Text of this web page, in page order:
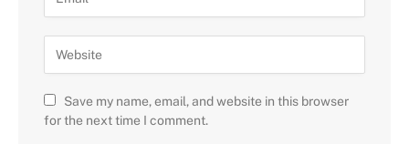
Save my name, email, and website in this browser
for the next time I comment.